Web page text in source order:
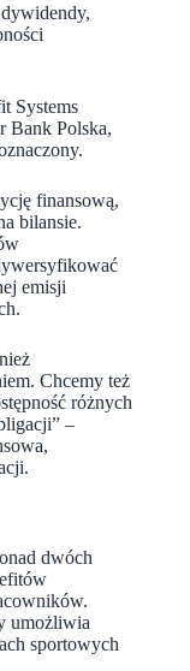
Systems
Bank Polska,
finansową,
bilansie.
emisji
Chcemy też
różnych
–
dwóch
umożliwia
sportowych